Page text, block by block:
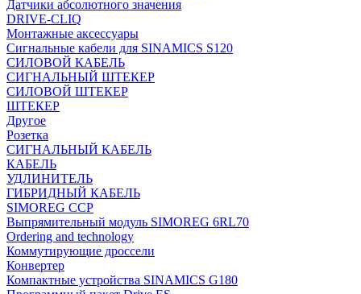
Датчики абсолютного значения
DRIVE-CLIQ
Монтажные аксессуары
Сигнальные кабели для SINAMICS S120
СИЛОВОЙ КАБЕЛЬ
СИГНАЛЬНЫЙ ШТЕКЕР
СИЛОВОЙ ШТЕКЕР
ШТЕКЕР
Другое
Розетка
СИГНАЛЬНЫЙ КАБЕЛЬ
КАБЕЛЬ
УДЛИНИТЕЛЬ
ГИБРИДНЫЙ КАБЕЛЬ
SIMOREG CCP
Выпрямительный модуль SIMOREG 6RL70
Ordering and technology
Коммутирующие дроссели
Конвертер
Компактные устройства SINAMICS G180